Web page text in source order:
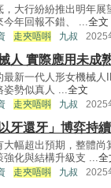
，大行紛紛推出明年
今年回報不錯、 ...全文
走夾唔唞 九叔 2025
人 實際應用未成
最新一代人形女機械
姿勢似真人 ...全文
走夾唔唞 九叔 2025
牙還牙」博弈持續
大幅超出預期，整體
強化與結構升級支 ...全
走夾唔唞 九叔 2025